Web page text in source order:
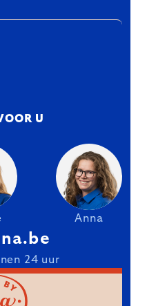
U
Anna
24 uur